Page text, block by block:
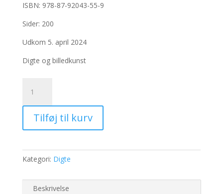
ISBN: 978-87-92043-55-9
Sider: 200
Udkom 5. april 2024
Digte og billedkunst
antal
Tilføj til kurv
Kategori: Digte
Beskrivelse